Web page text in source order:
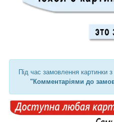
Під час замовлення картинки
"Комментаріями до